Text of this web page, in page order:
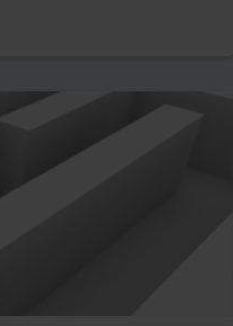
najtańsze OC w Polsce